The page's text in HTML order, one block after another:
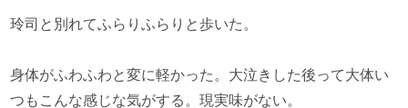
玲司と別れてふらりふらりと歩いた。
身体がふわふわと変に軽かった。大泣きした後って大体い
つもこんな感じな気がする。現実味がない。